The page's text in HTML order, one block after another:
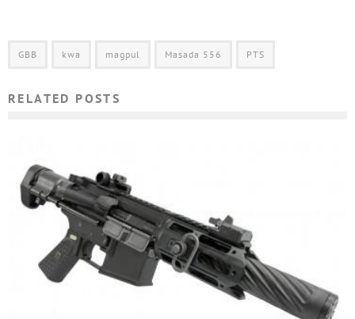
GBB kwa magpul Masada 556 PTS
RELATED POSTS